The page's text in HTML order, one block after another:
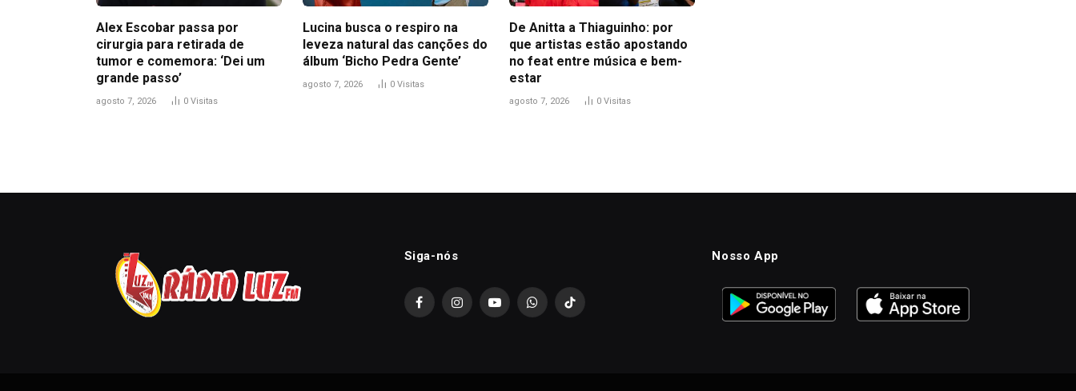
Alex Escobar passa por
cirurgia para retirada de
tumor e comemora: ‘Dei um
grande passo’
agosto 7, 2026 0 Visitas
Lucina busca o respiro na
leveza natural das canções do
álbum ‘Bicho Pedra Gente’
agosto 7, 2026 0 Visitas
De Anitta a Thiaguinho: por
que artistas estão apostando
no feat entre música e bem-
estar
agosto 7, 2026 0 Visitas
Siga-nós
FacebookInstagramYouTubeWhatsAppTikTok
Nosso App